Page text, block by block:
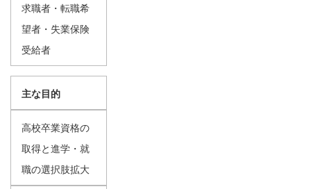
求職者・転職希
望者・失業保険
受給者
主な目的
高校卒業資格の
取得と進学・就
職の選択肢拡大